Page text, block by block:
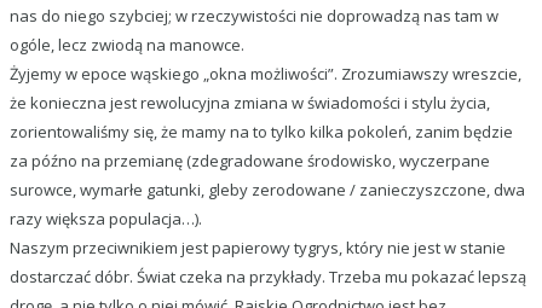
nas do niego szybciej; w rzeczywistości nie doprowadzą nas tam w
ogóle, lecz zwiodą na manowce.
Żyjemy w epoce wąskiego „okna możliwości”. Zrozumiawszy wreszcie,
że konieczna jest rewolucyjna zmiana w świadomości i stylu życia,
zorientowaliśmy się, że mamy na to tylko kilka pokoleń, zanim będzie
za późno na przemianę (zdegradowane środowisko, wyczerpane
surowce, wymarłe gatunki, gleby zerodowane / zanieczyszczone, dwa
razy większa populacja…).
Naszym przeciwnikiem jest papierowy tygrys, który nie jest w stanie
dostarczać dóbr. Świat czeka na przykłady. Trzeba mu pokazać lepszą